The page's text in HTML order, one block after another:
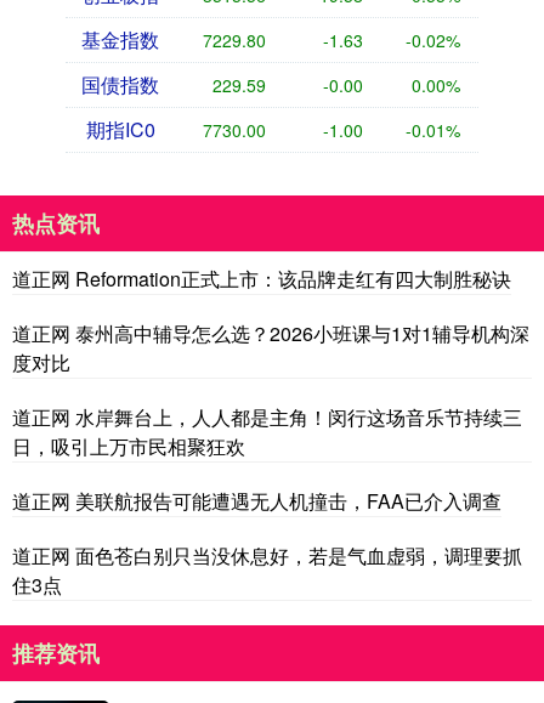
基金指数 7229.80 -1.63 -0.02%
国债指数 229.59 -0.00 0.00%
期指IC0 7730.00 -1.00 -0.01%
热点资讯
道正网 Reformation正式上市：该品牌走红有四大制胜秘诀
道正网 泰州高中辅导怎么选？2026小班课与1对1辅导机构深
度对比
道正网 水岸舞台上，人人都是主角！闵行这场音乐节持续三
日，吸引上万市民相聚狂欢
道正网 美联航报告可能遭遇无人机撞击，FAA已介入调查
道正网 面色苍白别只当没休息好，若是气血虚弱，调理要抓
住3点
推荐资讯